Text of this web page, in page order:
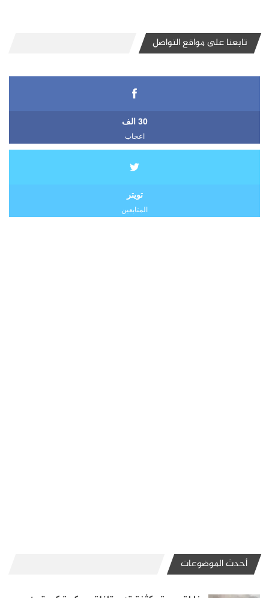
تابعنا على مواقع التواصل
30 الف
اعجاب
تويتر
المتابعين
أحدث الموضوعات